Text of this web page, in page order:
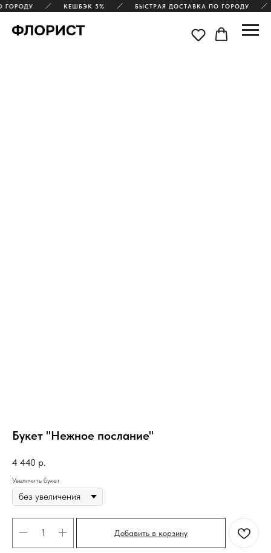
ГОРОДУ КЕШБЭК 5% БЫСТРАЯ ДОСТАВКА ПО ГОРОДУ
Букет "Нежное послание"
4 440 р.
Увеличить букет
Добавить в корзину